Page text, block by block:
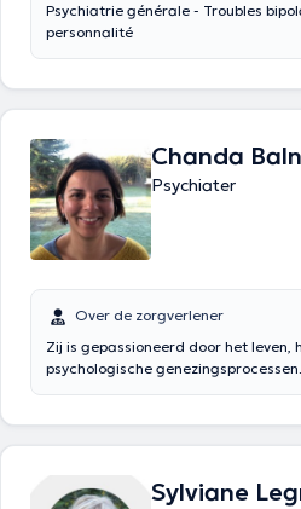
Psychiatrie générale - Troubles
personnalité
Chanda
Psychiater
Over de zorgverlener
Zij is gepassioneerd door het leven,
psychologische
Sylviane